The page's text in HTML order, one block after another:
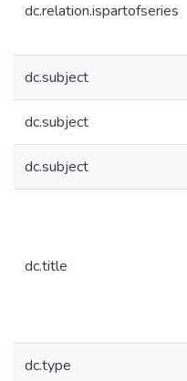
dc.relation.ispartofseries
dc.subject
dc.subject
dc.subject
dc.title
dc.type